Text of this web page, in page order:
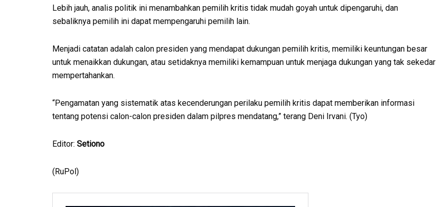
Lebih jauh, analis politik ini menambahkan pemilih kritis tidak mudah goyah untuk dipengaruhi, dan
sebaliknya pemilih ini dapat mempengaruhi pemilih lain.
Menjadi catatan adalah calon presiden yang mendapat dukungan pemilih kritis, memiliki keuntungan besar
untuk menaikkan dukungan, atau setidaknya memiliki kemampuan untuk menjaga dukungan yang tak sekedar
mempertahankan.
“Pengamatan yang sistematik atas kecenderungan perilaku pemilih kritis dapat memberikan informasi
tentang potensi calon-calon presiden dalam pilpres mendatang,” terang Deni Irvani. (Tyo)
Editor: Setiono
(RuPol)